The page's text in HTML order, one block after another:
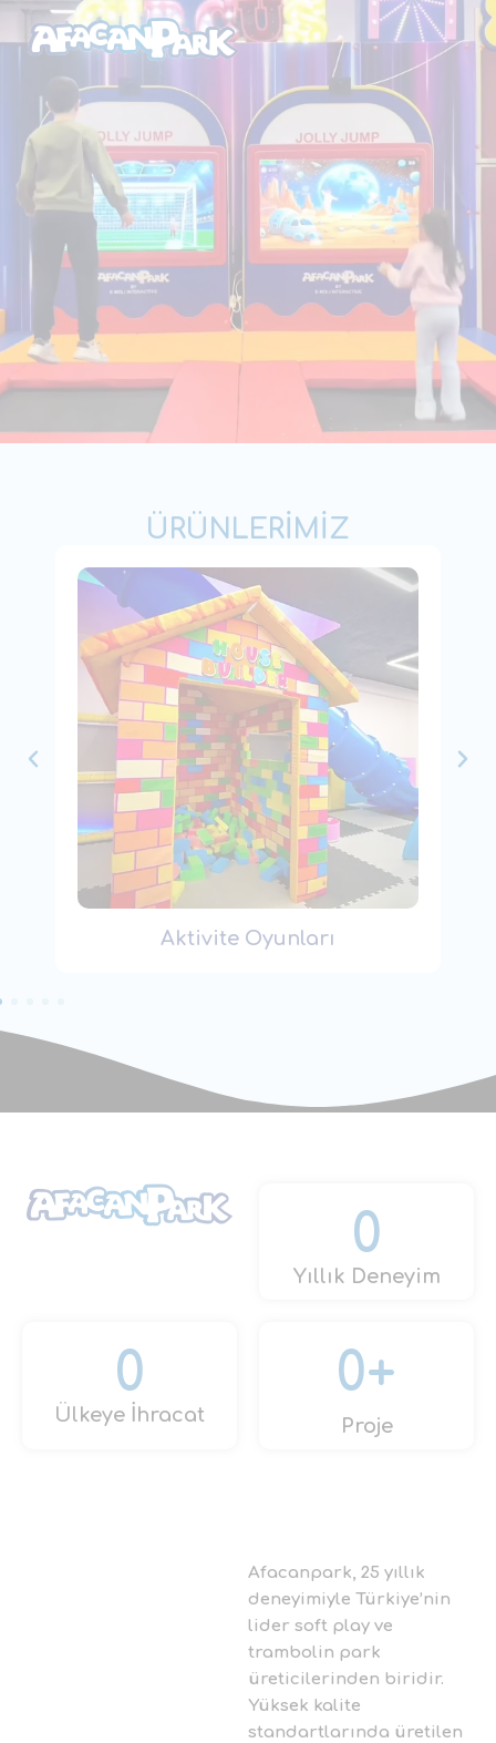
ÜRÜNLERİMİZ
0
Yıllık Deneyim
0
Ülkeye İhracat
0+
Proje
Afacanpark, 25 yıllık
deneyimiyle Türkiye’nin
lider soft play ve
trambolin park
üreticilerinden biridir.
Yüksek kalite
standartlarında üretilen